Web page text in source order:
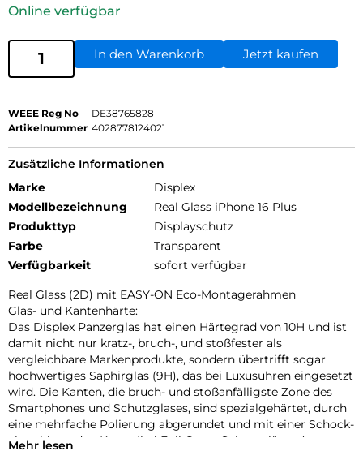
Online verfügbar
In den Warenkorb Jetzt kaufen
WEEE Reg No
DE38765828
Artikelnummer 4028778124021
Zusätzliche Informationen
Marke
Displex
Modellbezeichnung
Real Glass iPhone 16 Plus
Produkttyp
Displayschutz
Farbe
Transparent
Verfügbarkeit
sofort verfügbar
Real Glass (2D) mit EASY-ON Eco-Montagerahmen
Glas- und Kantenhärte:
Das Displex Panzerglas hat einen Härtegrad von 10H und ist
damit nicht nur kratz-, bruch-, und stoßfester als
vergleichbare Markenprodukte, sondern übertrifft sogar
hochwertiges Saphirglas (9H), das bei Luxusuhren eingesetzt
wird. Die Kanten, die bruch- und stoßanfälligste Zone des
Smartphones und Schutzglases, sind spezialgehärtet, durch
eine mehrfache Polierung abgerundet und mit einer Schock-
absorbierenden Kante (bei Full Cover Schutzgläsern)
Mehr lesen